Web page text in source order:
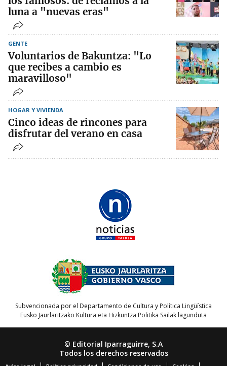
luna a "nuevas eras"
GENTE
Voluntarios de Bakuntza: "Lo
que recibes a cambio es
maravilloso"
HOGAR Y VIVIENDA
Cinco ideas de rincones para
disfrutar del verano en casa
Subvencionada por el Departamento de Cultura y Política Lingüística
Eusko Jaurlaritzako Kultura eta Hizkuntza Politika Sailak lagunduta
© Editorial Iparraguirre, S.A
Todos los derechos reservados